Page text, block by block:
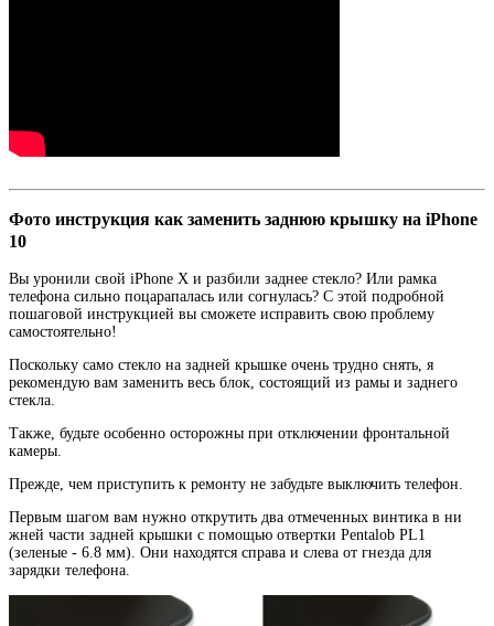
Фото инструкция как заменить заднюю крышку на iPhone
10
Вы уронили свой iPhone X и разбили заднее стекло? Или рамка
телефона сильно поцарапалась или согнулась? С этой подробной
пошаговой инструкцией вы сможете исправить свою проблему
самостоятельно!
Поскольку само стекло на задней крышке очень трудно снять, я
рекомендую вам заменить весь блок, состоящий из рамы и заднего
стекла.
Также, будьте особенно осторожны при отключении фронтальной
камеры.
Прежде, чем приступить к ремонту не забудьте выключить телефон.
Первым шагом вам нужно открутить два отмеченных винтика в ни
жней части задней крышки с помощью отвертки Pentalob PL1
(зеленые - 6.8 мм). Они находятся справа и слева от гнезда для
зарядки телефона.